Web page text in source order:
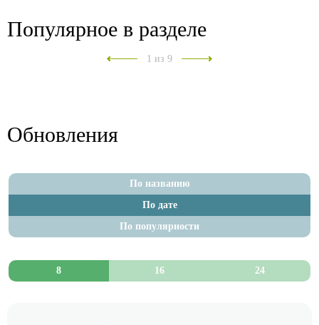
Популярное в разделе
1 из 9
Обновления
По названию
По дате
По популярности
24
16
8